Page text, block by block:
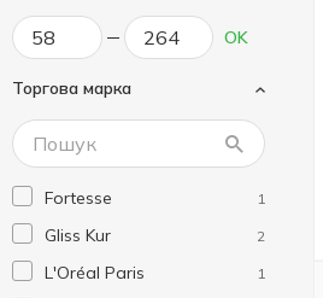
OK
Торгова марка
Fortesse 1
Gliss Kur 2
L'Oréal Paris 1